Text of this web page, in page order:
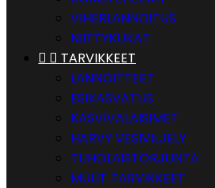
VIHERLANNOITUS
NIITTYKUKAT
  TARVIKKEET
LANNOITTEET
ESIKASVATUS
KASVIVALAISIMET
HARVY VESIVILJELY
TUHOLAISTORJUNTA
MUUT TARVIKKEET